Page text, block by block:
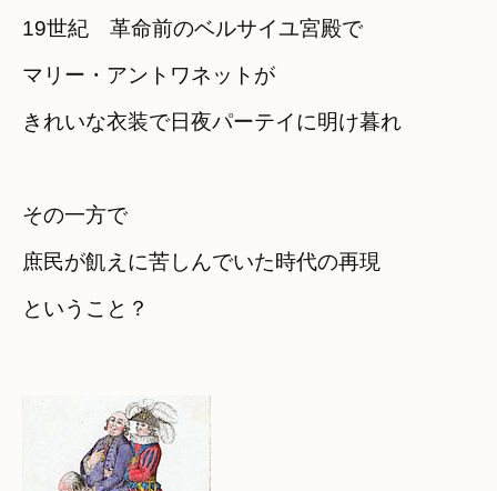
19世紀　革命前のベルサイユ宮殿で
マリー・アントワネットが
きれいな衣装で日夜パーテイに明け暮れ
その一方で
庶民が飢えに苦しんでいた時代の再現
ということ？